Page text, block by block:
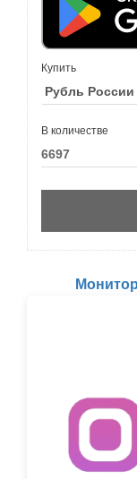
Купить
В количестве